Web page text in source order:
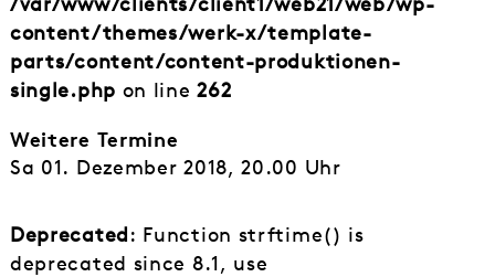
content/themes/werk-x/template-
parts/content/content-produktionen-
single.php on line262
Weitere Termine
Sa 01. Dezember 2018, 20.00 Uhr
Deprecated: Function strftime() is
deprecated since 8.1, use